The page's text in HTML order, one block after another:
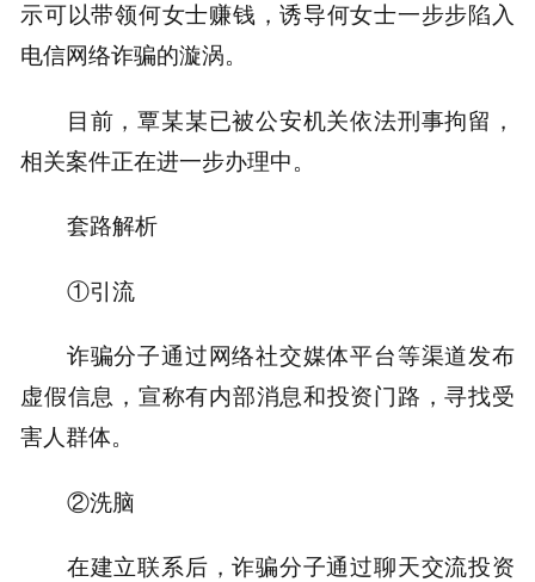
示可以带领何女士赚钱，诱导何女士一步步陷入
电信网络诈骗的漩涡。
目前，覃某某已被公安机关依法刑事拘留，
相关案件正在进一步办理中。
套路解析
①引流
诈骗分子通过网络社交媒体平台等渠道发布
虚假信息，宣称有内部消息和投资门路，寻找受
害人群体。
②洗脑
在建立联系后，诈骗分子通过聊天交流投资